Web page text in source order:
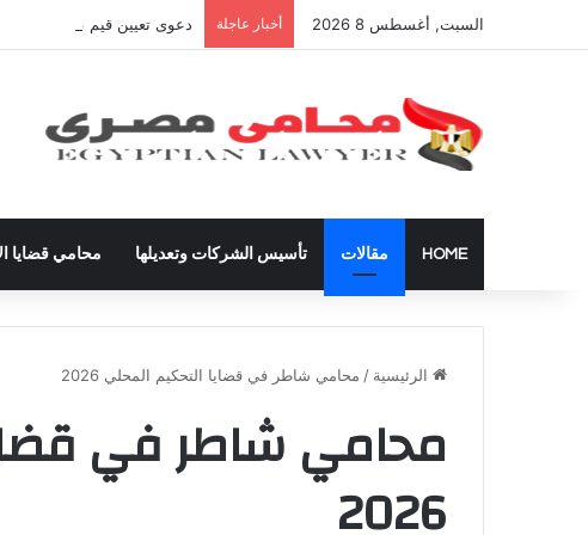
السبت, أغسطس 8 2026 أخبار عاجلة دعوى تعيين قيم على المحكوم
HOME مقالات تأسيس الشركات وتعديلها محامي قضايا
الرئيسية / محامي شاطر في قضايا التحكيم المحلي 2026
محامي شاطر في
2026